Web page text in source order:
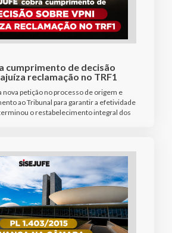
cumprimento de decisão
reclamação no TRF1
nova petição no processo de origem e
ao Tribunal para garantir a efetividade
o restabelecimento integral dos